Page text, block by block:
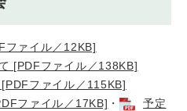
ファイル／12KB]
[PDFファイル／138KB]
ファイル／115KB]
ファイル／17KB] ・
予定